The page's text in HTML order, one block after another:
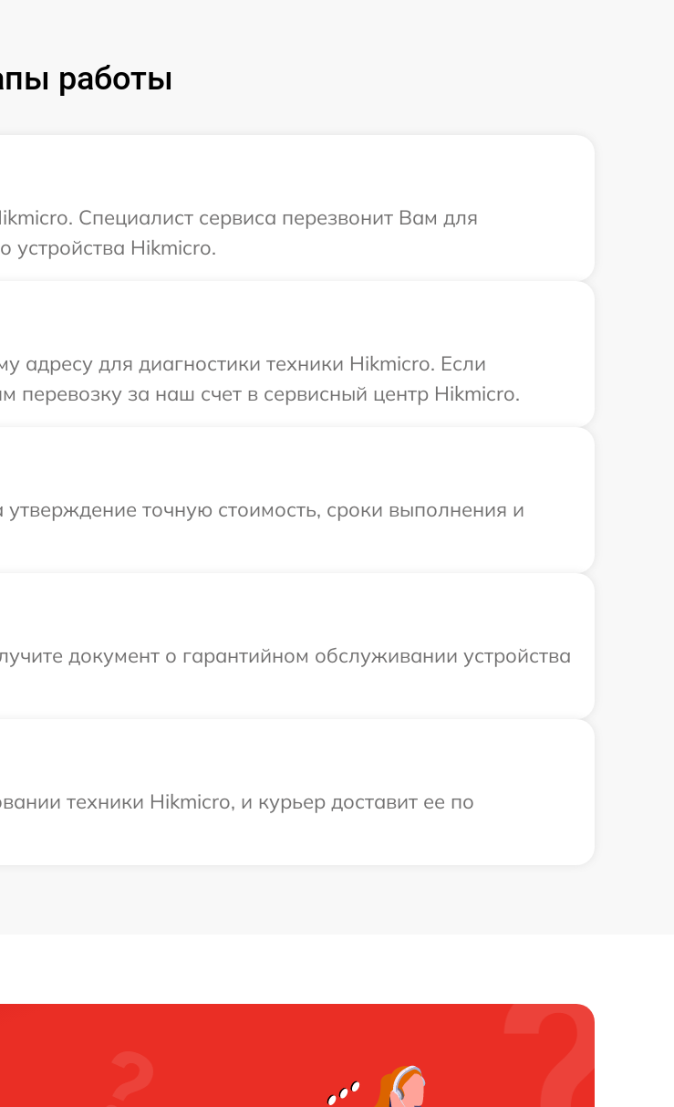
работы
Специалист сервиса перезвонит Вам для
Hikmicro.
адресу для диагностики техники Hikmicro. Если
перевозку за наш счет в сервисный центр Hikmicro.
точную стоимость, сроки выполнения и
документ о гарантийном обслуживании устройства
техники Hikmicro, и курьер доставит ее по